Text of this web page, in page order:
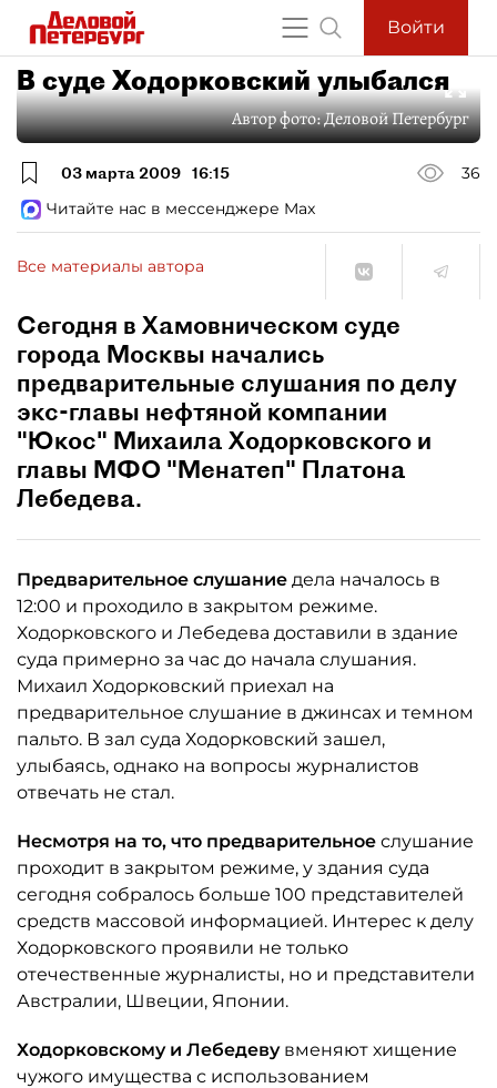
Войти
В суде Ходорковский улыбался
Автор фото:Деловой Петербург
03 марта 2009 16:15
36
Читайте нас в мессенджере Max
Все материалы автора
Сегодня в Хамовническом суде
города Москвы начались
предварительные слушания по делу
экс-главы нефтяной компании
"Юкос" Михаила Ходорковского и
главы МФО "Менатеп" Платона
Лебедева.
Предварительное слушание дела началось в
12:00 и проходило в закрытом режиме.
Ходорковского и Лебедева доставили в здание
суда примерно за час до начала слушания.
Михаил Ходорковский приехал на
предварительное слушание в джинсах и темном
пальто. В зал суда Ходорковский зашел,
улыбаясь, однако на вопросы журналистов
отвечать не стал.
Несмотря на то, что предварительное слушание
проходит в закрытом режиме, у здания суда
сегодня собралось больше 100 представителей
средств массовой информацией. Интерес к делу
Ходорковского проявили не только
отечественные журналисты, но и представители
Австралии, Швеции, Японии.
Ходорковскому и Лебедеву вменяют хищение
чужого имущества с использованием